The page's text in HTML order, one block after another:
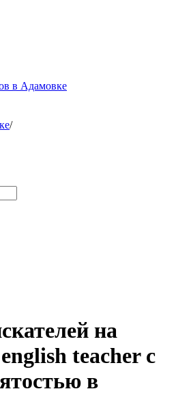
в Адамовке
/
на
teacher с
в